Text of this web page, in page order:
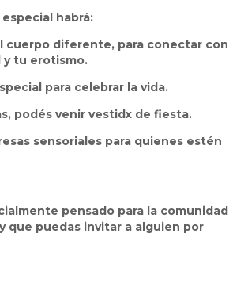
habrá:
cuerpo diferente, para conectar con
tu erotismo.
para celebrar la vida.
podés venir vestidx de fiesta.
sensoriales para quienes estén
pensado para la comunidad
y que puedas invitar a alguien por